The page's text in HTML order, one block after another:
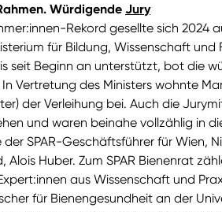
Würdigende Jury
Rekord gesellte sich 2024
für Bildung, Wissenschaft und
seit Beginn an unterstützt, bot die
Vertretung des Ministers wohnte
der Verleihung bei. Auch die
und waren beinahe vollzählig in
der SPAR-Geschäftsführer für Wien,
Alois Huber. Zum SPAR Bienenrat
aus Wissenschaft und
für Bienengesundheit an der